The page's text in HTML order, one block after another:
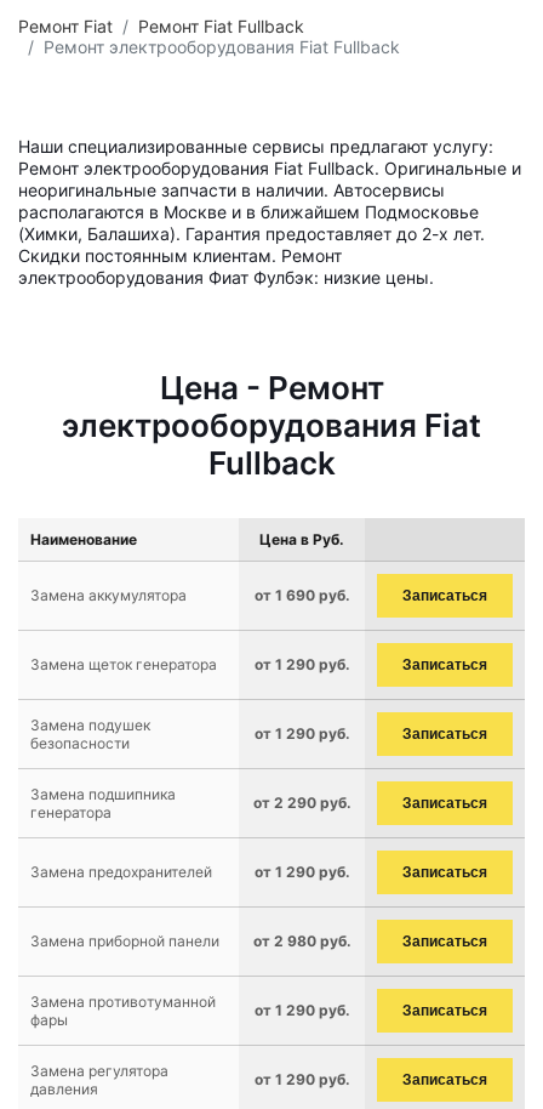
Ремонт Fiat
Ремонт Fiat Fullback
Ремонт электрооборудования Fiat Fullback
Наши специализированные сервисы предлагают услугу:
Ремонт электрооборудования Fiat Fullback. Оригинальные и
неоригинальные запчасти в наличии. Автосервисы
располагаются в Москве и в ближайшем Подмосковье
(Химки, Балашиха). Гарантия предоставляет до 2-х лет.
Скидки постоянным клиентам. Ремонт
электрооборудования Фиат Фулбэк: низкие цены.
Цена - Ремонт
электрооборудования Fiat
Fullback
Наименование Цена в Руб.
Замена аккумулятора от 1 690 руб. Записаться
Замена щеток генератора от 1 290 руб. Записаться
Замена подушек
безопасности
от 1 290 руб. Записаться
Замена подшипника
генератора
от 2 290 руб. Записаться
Замена предохранителей от 1 290 руб. Записаться
Замена приборной панели от 2 980 руб. Записаться
Замена противотуманной
фары
от 1 290 руб. Записаться
Замена регулятора
давления
от 1 290 руб. Записаться